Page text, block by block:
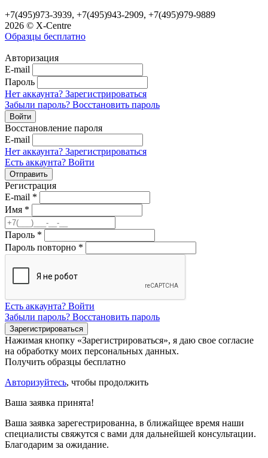
+7(495)973-3939, +7(495)943-2909, +7(495)979-9889
2026 © X-Centre
Образцы бесплатно
Авторизация
E-mail
Пароль
Нет аккаунта? Зарегистрироваться
Забыли пароль? Восстановить пароль
Восстановление пароля
E-mail
Нет аккаунта? Зарегистрироваться
Есть аккаунта? Войти
Регистрация
E-mail *
Имя *
Пароль *
Пароль повторно *
Есть аккаунта? Войти
Забыли пароль? Восстановить пароль
Нажимая кнопку «Зарегистрироваться», я даю свое согласие
на обработку моих персональных данных.
Получить образцы бесплатно
Авторизуйтесь, чтобы продолжить
Ваша заявка принята!
Ваша заявка зарегестрированна, в ближайщее время наши
специалисты свяжутся с вами для дальнейшей консультации.
Благодарим за ожидание.